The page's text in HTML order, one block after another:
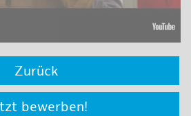
Zurück
bewerben!